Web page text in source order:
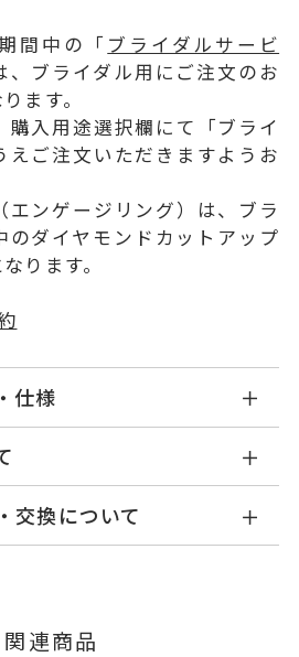
間中の「 ブライダルサービ
、ブライダル用にご注文のお
ます。
購入用途選択欄にて「ブライ
えご注文いただきますようお
エンゲージリング）は、ブラ
のダイヤモンドカットアップ
ります。
仕様
エローゴールド
ヤモンド 0.14～0.179ct
交換について
よりご注文状況をご確認いた
関連商品